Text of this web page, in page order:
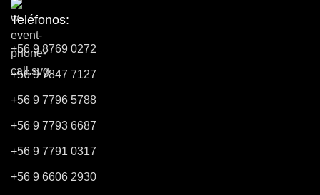
Teléfonos:
+56 9 8769 0272
+56 9 7847 7127
+56 9 7796 5788
+56 9 7793 6687
+56 9 7791 0317
+56 9 6606 2930